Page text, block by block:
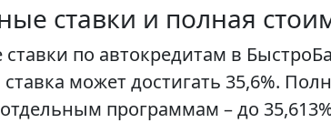
ставки и полная
по автокредитам в
может достигать 35,6%.
программам – до